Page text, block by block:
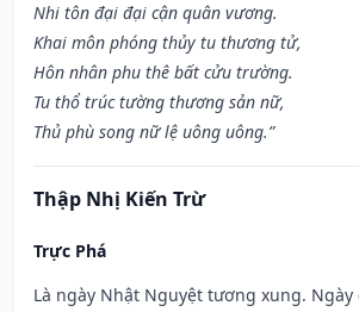
Nhi tôn đại đại cận quân vương.
Khai môn phóng thủy tu thương tử,
Hôn nhân phu thê bất cửu trường.
Tu thổ trúc tường thương sản nữ,
Thủ phù song nữ lệ uông uông.”
Thập Nhị Kiến Trừ
Trực Phá
Là ngày Nhật Nguyệt tương xung. Ngày